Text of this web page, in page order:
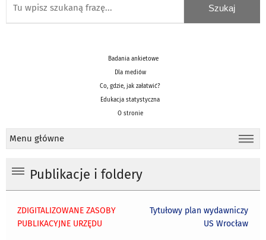
Badania ankietowe
Dla mediów
Co, gdzie, jak załatwić?
Edukacja statystyczna
O stronie
Menu główne
Publikacje i foldery
ZDIGITALIZOWANE ZASOBY
PUBLIKACYJNE URZĘDU
Tytułowy plan wydawniczy
US Wrocław